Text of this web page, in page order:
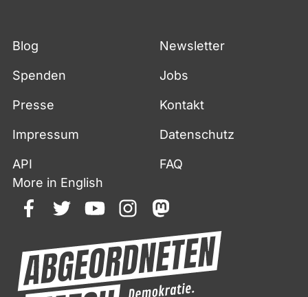
Blog Newsletter
Spenden Jobs
Presse Kontakt
Impressum Datenschutz
API
FAQ
More in English
facebooktwitteryoutubeinstagrammastodon